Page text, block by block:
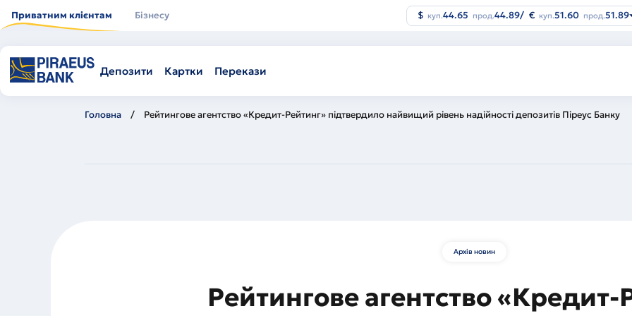
основного
Приватним клієнтам Бізнесу
Депозити Картки Перекази
$ куп.44.65 прод.44.89/ € куп.51.60 прод.51.89
Головна Рейтингове агентство «Кредит-Рейтинг» підтвердило найвищий рівень надійності депозитів Піреус Банку
Архів новин
Рейтингове агентство «Кредит-